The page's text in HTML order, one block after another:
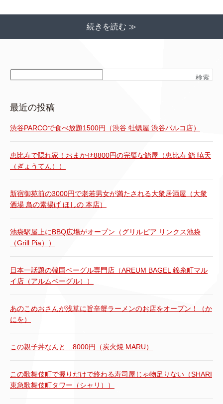
続きを読む ≫
検索
最近の投稿
渋谷PARCOで食べ放題1500円（渋谷 牡蠣屋 渋谷パルコ店）
恵比寿で隠れ家！おまかせ8800円の完璧な鮨屋（恵比寿 鮨 暁天
（ぎょうてん））
新宿御苑前の3000円で老若男女が満たされる大衆居酒屋（大衆
酒場 鳥の素揚げ ほしの 本店）
池袋駅屋上にBBQ広場がオープン（グリルピア リンクス池袋
（Grill Pia））
日本一話題の韓国ベーグル専門店（AREUM BAGEL 錦糸町マル
イ店（アルムベーグル））
あのこめおさんが浅草に旨辛蟹ラーメンのお店をオープン！（か
にを）
この親子丼なんと…8000円（炭火焼 MARU）
この歌舞伎町で握りだけで終わる寿司屋じゃ物足りない（SHARI
東急歌舞伎町タワー（シャリ））